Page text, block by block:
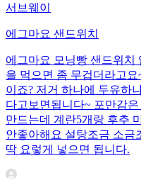
서브웨이
에그마요 샌드위치
에그마요 모닝빵 샌드위치
을 먹으면 좀 무겁더라고
이죠? 저거 하나에 두유하
다고보면됩니다~ 포만감
만드는데 계란5개랑 후추
안좋아해요 설탕조금 소금
딱 요렇게 넣으면 됩니다.